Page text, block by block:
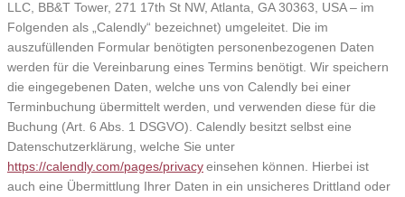
LLC, BB&T Tower, 271 17th St NW, Atlanta, GA 30363, USA – im
Folgenden als „Calendly“ bezeichnet) umgeleitet. Die im
auszufüllenden Formular benötigten personenbezogenen Daten
werden für die Vereinbarung eines Termins benötigt. Wir speichern
die eingegebenen Daten, welche uns von Calendly bei einer
Terminbuchung übermittelt werden, und verwenden diese für die
Buchung (Art. 6 Abs. 1 DSGVO). Calendly besitzt selbst eine
Datenschutzerklärung, welche Sie unter
https://calendly.com/pages/privacyeinsehen können. Hierbei ist
auch eine Übermittlung Ihrer Daten in ein unsicheres Drittland oder